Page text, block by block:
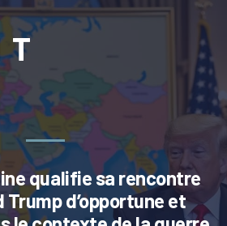
T
qualifie sa rencontre
Trump d’opportune et